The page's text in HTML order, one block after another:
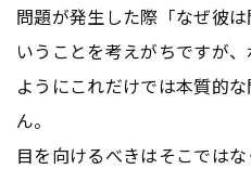
問題が発生した際「なぜ彼
いうことを考えがちですが
ようにこれだけでは本質的
ん。
目を向けるべきはそこでは